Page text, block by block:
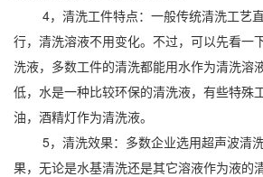
4，清洗工件特点：一般传统清洗工艺
行，清洗溶液不用变化。不过，可以先看一
洗液，多数工件的清洗都能用水作为清洗溶
低，水是一种比较环保的清洗液，有些特殊
油，酒精灯作为清洗液。
5，清洗效果：多数企业选用超声波清
果，无论是水基清洗还是其它溶液作为液的